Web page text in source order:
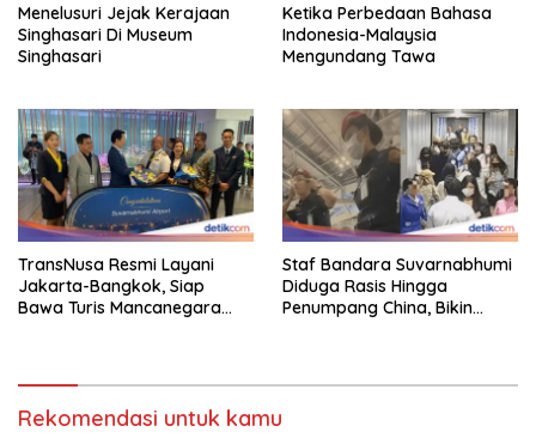
Menelusuri Jejak Kerajaan
Singhasari Di Museum
Singhasari
Ketika Perbedaan Bahasa
Indonesia-Malaysia
Mengundang Tawa
TransNusa Resmi Layani
Jakarta-Bangkok, Siap
Bawa Turis Mancanegara
Staf Bandara Suvarnabhumi
Diduga Rasis Hingga
Penumpang China, Bikin
Rekomendasi untuk kamu